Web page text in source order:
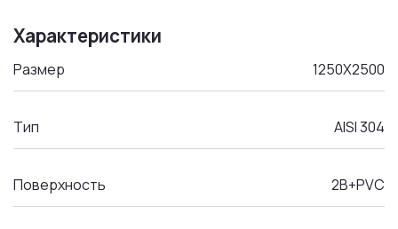
Характеристики
Размер 1250Х2500
Тип AISI 304
Поверхность 2B+PVC